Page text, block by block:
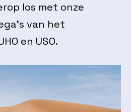
los met onze
van het
en USO.